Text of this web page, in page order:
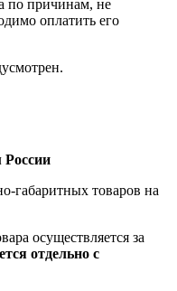
по причинам, не
оплатить его
России
габаритных товаров на
осуществляется за
отдельно с